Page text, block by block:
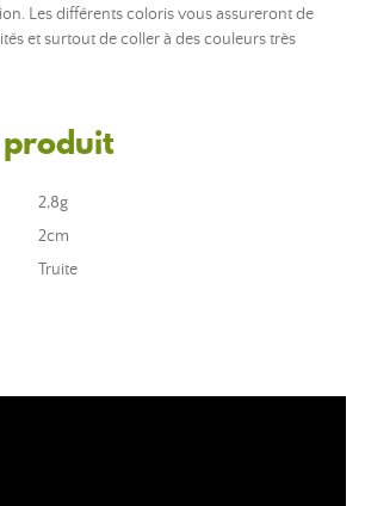
Les différents coloris vous assureront de
et surtout de coller à des couleurs très
produit
2,8g
2cm
Truite